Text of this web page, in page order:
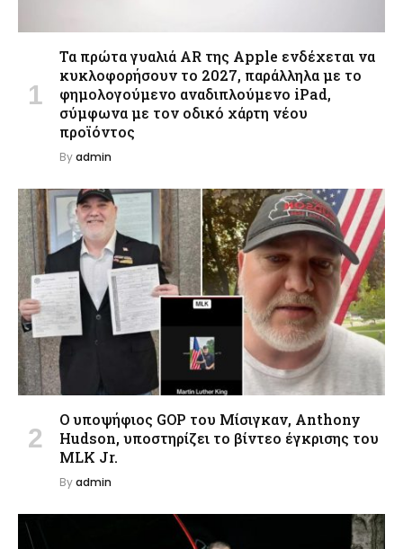
Τα πρώτα γυαλιά AR της Apple ενδέχεται να
κυκλοφορήσουν το 2027, παράλληλα με το
φημολογούμενο αναδιπλούμενο iPad,
σύμφωνα με τον οδικό χάρτη νέου
προϊόντος
Byadmin
Ο υποψήφιος GOP του Μίσιγκαν, Anthony
Hudson, υποστηρίζει το βίντεο έγκρισης του
MLK Jr.
Byadmin